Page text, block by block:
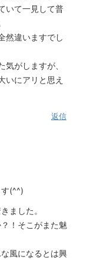
いて一見して普
然違いますでし
気がしますが、
いにアリと思え
返信
(^^)
ました。
！そこがまた魅
風になるとは興